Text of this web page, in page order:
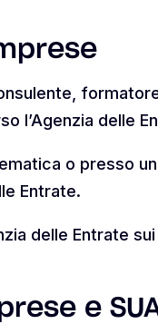
l’Agenzia delle
o presso
Entrate.
delle Entrate
e